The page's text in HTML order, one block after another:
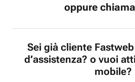
oppure
Sei già cliente
d’assistenza? o vuoi
mobile?